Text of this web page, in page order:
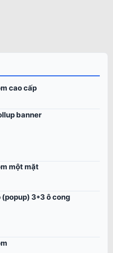
cao cấp
banner
một mặt
3*3 ô cong